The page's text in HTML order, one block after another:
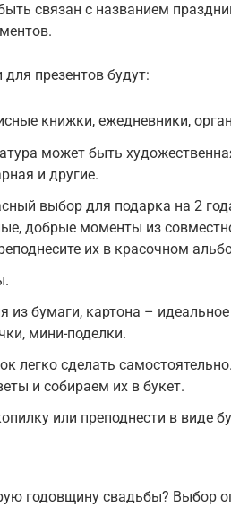
связан с названием
презентов будут:
книжки, ежедневники,
может быть
и другие.
выбор для подарка на 2
добрые моменты из
их в красочном
из бумаги, картона –
мини-поделки.
легко сделать
и собираем их в букет.
или преподнести в виде
годовщину свадьбы? Выбор